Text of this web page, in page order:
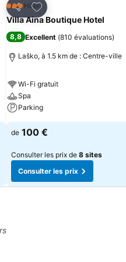
Partager
Ajouter à mes favoris
3 ÉtoilesHôtel
Villa Aina Boutique Hotel
8,8 Excellent (810 évaluations)
Laško, à 1.5 km de : Centre-ville
Wi-Fi gratuit
Spa
Parking
de 100 €
Consulter les prix de 8 sites
Consulter les prix